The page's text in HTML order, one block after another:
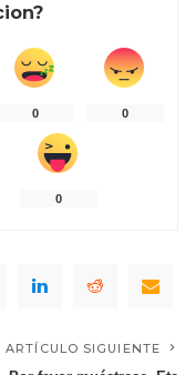
0 0
0
ARTÍCULO SIGUIENTE